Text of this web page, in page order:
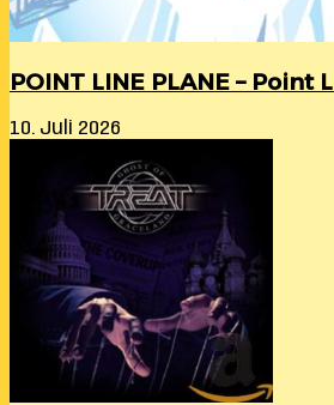
POINT LINE PLANE – Point
10. Juli 2026